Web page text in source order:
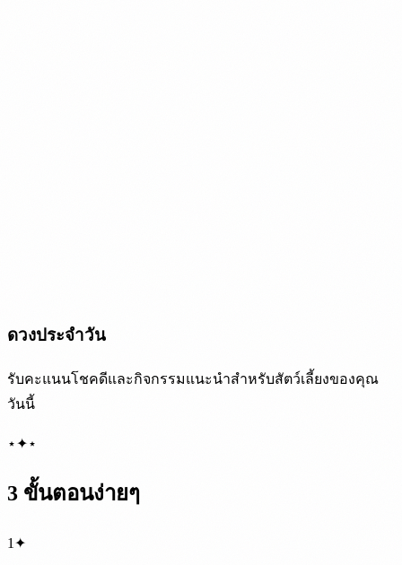
ดวงประจำวัน
รับคะแนนโชคดีและกิจกรรมแนะนำสำหรับสัตว์เลี้ยงของคุณ
วันนี้
⋆✦⋆
3 ขั้นตอนง่ายๆ
1 ✦